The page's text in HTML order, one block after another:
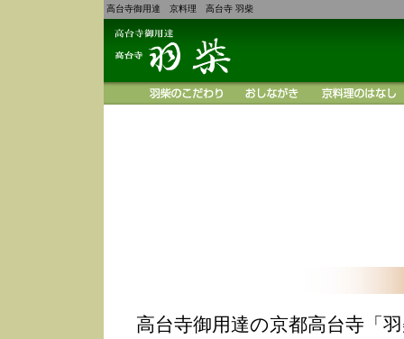
高台寺御用達 京料理 高台寺 羽柴
高台寺御用達の京都高台寺「